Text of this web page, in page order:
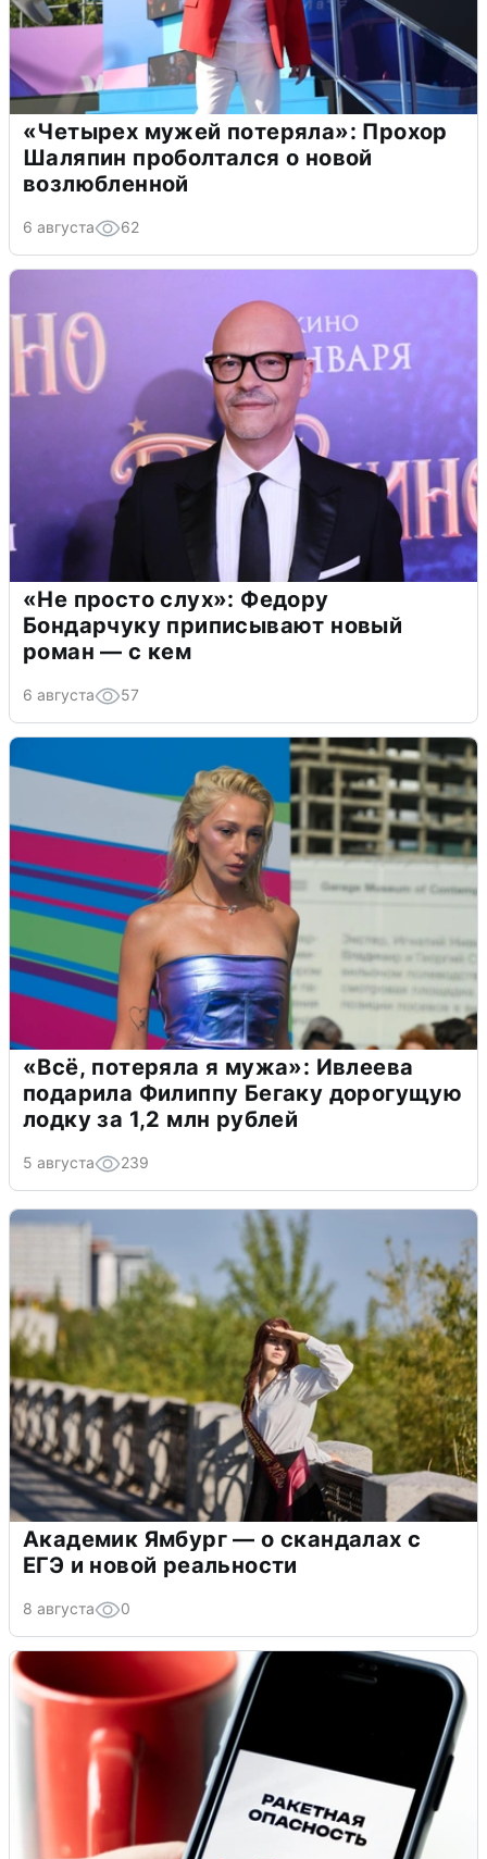
«Четырех мужей потеряла»: Прохор
Шаляпин проболтался о новой
возлюбленной
6 августа 62
«Не просто слух»: Федору
Бондарчуку приписывают новый
роман — с кем
6 августа 57
«Всё, потеряла я мужа»: Ивлеева
подарила Филиппу Бегаку дорогущую
лодку за 1,2 млн рублей
5 августа 239
Академик Ямбург — о скандалах с
ЕГЭ и новой реальности
8 августа 0